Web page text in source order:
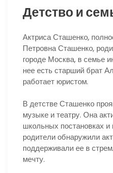
Детство и
Актриса Сташенко,
Петровна Сташенко,
городе Москва, в семье
нее есть старший брат
работает юристом.
В детстве Сташенко
музыке и театру. Она
школьных постановках
родители обнаружили
поддерживали ее в
мечту.